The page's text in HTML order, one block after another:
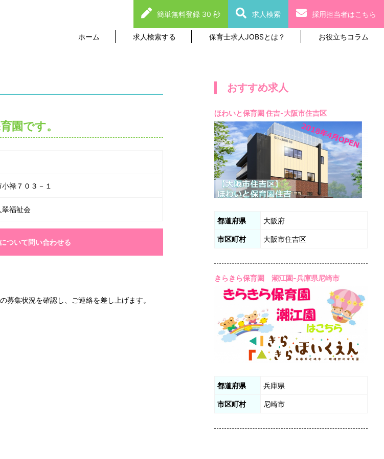
ホーム 求人検索する 保育士求人JOBSとは？ お役立ちコラム
簡単無料登録 30 秒 求人検索 採用担当者はこちら
園です。
禄７０３－１
翠福祉会
ついて問い合わせる
集状況を確認し、ご連絡を差し上げます。
おすすめ求人
ほわいと保育園 住吉-大阪市住吉区
都道府県 大阪府
市区町村 大阪市住吉区
きらきら保育園 潮江園-兵庫県尼崎市
都道府県 兵庫県
市区町村 尼崎市